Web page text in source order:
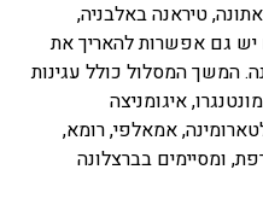
טיראנה באלבניה,
יש גם אפשרות להאריך את
המשך המסלול כולל עגינות
איגומניצה
אמאלפי, רומא,
ומסיימים בברצלונה